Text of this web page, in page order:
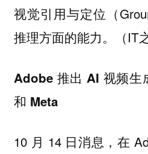
视觉引用与定位（
推理方面的能力。（IT
Adobe 推出 AI 视频生
和 Meta
10 月 14 日消息，在